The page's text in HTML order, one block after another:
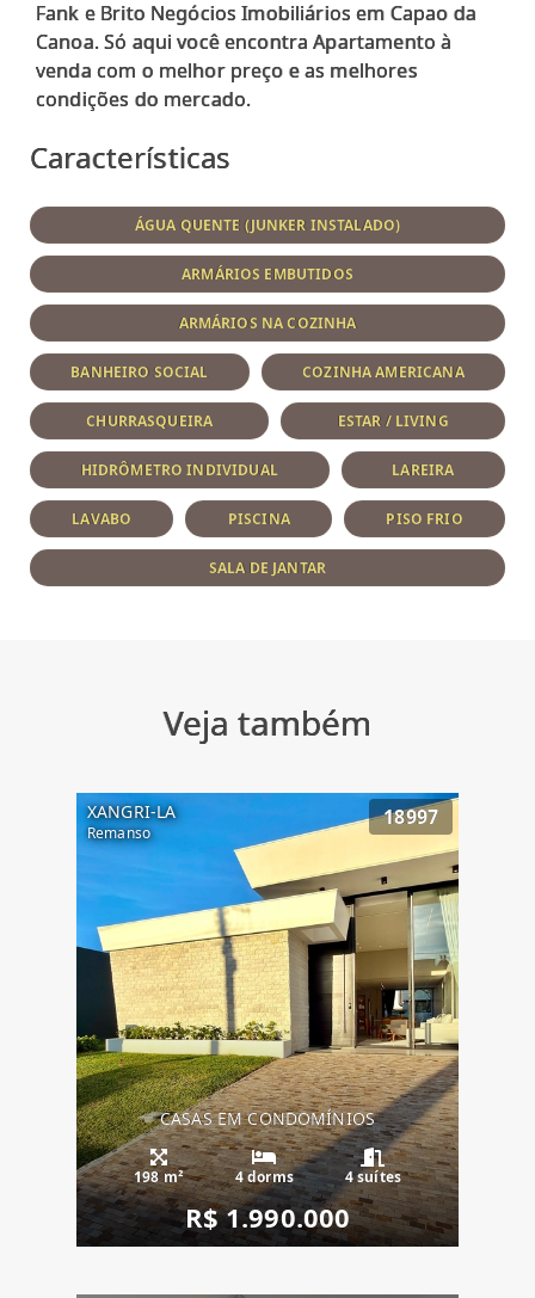
Fank e Brito Negócios Imobiliários em Capao da
Canoa. Só aqui você encontra Apartamento à
venda com o melhor preço e as melhores
Características
ÁGUA QUENTE (JUNKER INSTALADO)
ARMÁRIOS EMBUTIDOS
ARMÁRIOS NA COZINHA
BANHEIRO SOCIAL COZINHA AMERICANA
CHURRASQUEIRA ESTAR / LIVING
HIDRÔMETRO INDIVIDUAL LAREIRA
LAVABO PISCINA PISO FRIO
SALA DE JANTAR
Veja também
XANGRI-LA
Remanso
18997
CASAS EM CONDOMÍNIOS
198 m² 4 dorms 4 suítes
R$ 1.990.000